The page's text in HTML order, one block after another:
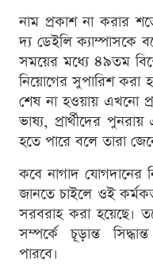
নাম প্রকাশ না করার
দ্য ডেইলি ক্যাম্পাসকে
সময়ের মধ্যে ৪৯তম
নিয়োগের সুপারিশ করা
শেষ না হওয়ায় এখনো
ভাষ্য, প্রার্থীদের
হতে পারে বলে তারা
কবে নাগাদ যোগদানের
জানতে চাইলে ওই
সরবরাহ করা হয়েছে।
সম্পর্কে চূড়ান্ত
পারবে।